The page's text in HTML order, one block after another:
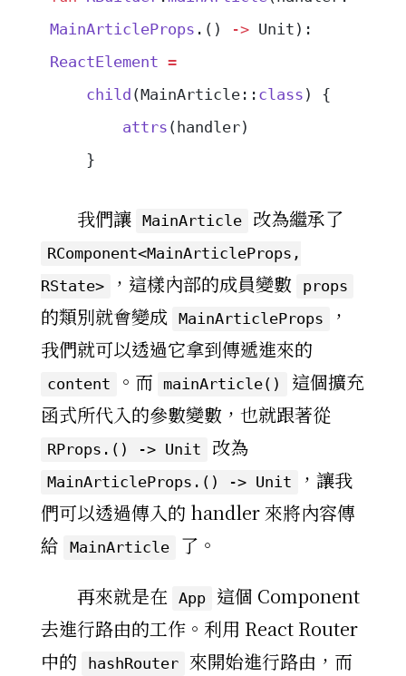
MainArticleProps .() ->
ReactElement =
    child
(MainArticle:: class ) {
        attrs
(handler)
    }
我們讓 MainArticle 改為繼承了
RComponent<MainArticleProps,
RState>
，這樣內部的成員變數 props
的類別就會變成 MainArticleProps
，
我們就可以透過它拿到傳遞進來的
content 。而 mainArticle()
這個擴充
函式所代入的參數變數，也就跟著從
RProps.() -> Unit 改為
MainArticleProps.() -> Unit
，讓我
們可以透過傳入的 handler 來將內容傳
給
MainArticle
了。
再來就是在
App
這個 Component
去進行路由的工作。利用 React Router
中的
hashRouter
來開始進行路由，而